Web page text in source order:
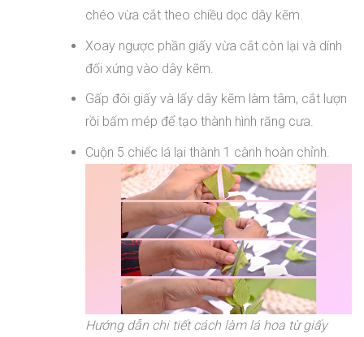
chéo vừa cắt theo chiều dọc dây kẽm.
Xoay ngược phần giấy vừa cắt còn lại và dính
đối xứng vào dây kẽm.
Gấp đôi giấy và lấy dây kẽm làm tâm, cắt lượn
rồi bấm mép để tạo thành hình răng cưa.
Cuộn 5 chiếc lá lại thành 1 cành hoàn chỉnh.
Hướng dẫn chi tiết cách làm lá hoa từ giấy